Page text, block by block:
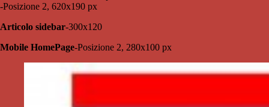
-Posizione 2, 620x190 px
Articolo sidebar-300x120
Mobile HomePage-Posizione 2, 280x100 px